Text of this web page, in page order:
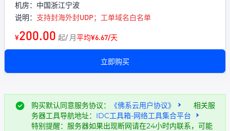
机房：中国浙江宁波
说明： 支持封海外封UDP；工单域名白名单
¥200.00 起/ 月平均¥6.67/天
立即购买
购买默认同意服务协议： 《佛系云用户协议》
相关服
务器工具导航地址： IDC工具箱-网络工具集合平台
特别提醒：服务器如果出现断网请在24小时内联系，可能